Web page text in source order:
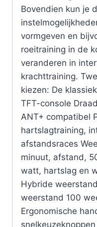
Bovendien kun je
vormgeven en
roeitraining in de
veranderen in
krachttraining.
kiezen: De
TFT-console
ANT+ compatibel
hartslagtraining,
afstandsraces
minuut, afstand,
watt, hartslag en
Hybride
weerstand 100
Ergonomische